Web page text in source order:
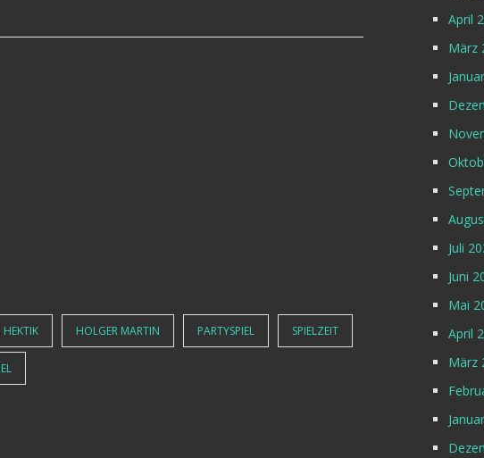
HEKTIK HOLGER MARTIN PARTYSPIEL SPIELZEIT
April
März
Juli
Juni
Mai
April
März